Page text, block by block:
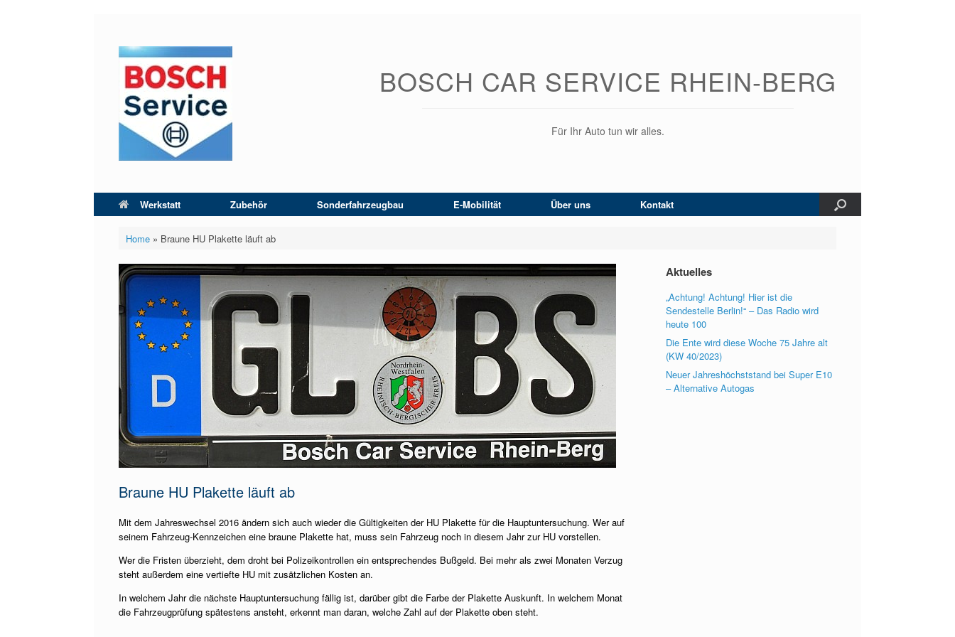
springen
BOSCH CAR SERVICE RHEIN-BERG
Für Ihr Auto tun wir alles.
Werkstatt Zubehör Sonderfahrzeugbau E-Mobilität Über uns Kontakt
Home» Braune HU Plakette läuft ab
Braune HU Plakette läuft ab
Mit dem Jahreswechsel 2016 ändern sich auch wieder die Gültigkeiten der HU Plakette für die Hauptuntersuchung. Wer auf
seinem Fahrzeug-Kennzeichen eine braune Plakette hat, muss sein Fahrzeug noch in diesem Jahr zur HU vorstellen.
Wer die Fristen überzieht, dem droht bei Polizeikontrollen ein entsprechendes Bußgeld. Bei mehr als zwei Monaten Verzug
steht außerdem eine vertiefte HU mit zusätzlichen Kosten an.
In welchem Jahr die nächste Hauptuntersuchung fällig ist, darüber gibt die Farbe der Plakette Auskunft. In welchem Monat
die Fahrzeugprüfung spätestens ansteht, erkennt man daran, welche Zahl auf der Plakette oben steht.
Aktuelles
„Achtung! Achtung! Hier ist die
Sendestelle Berlin!“ – Das Radio wird
heute 100
Die Ente wird diese Woche 75 Jahre alt
(KW 40/2023)
Neuer Jahreshöchststand bei Super E10
– Alternative Autogas